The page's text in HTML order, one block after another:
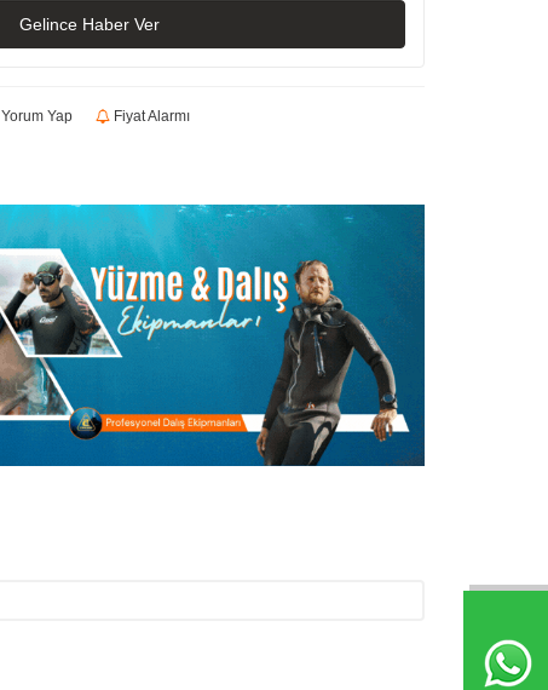
Gelince Haber Ver
Yorum Yap Fiyat Alarmı